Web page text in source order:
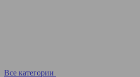
Все категории